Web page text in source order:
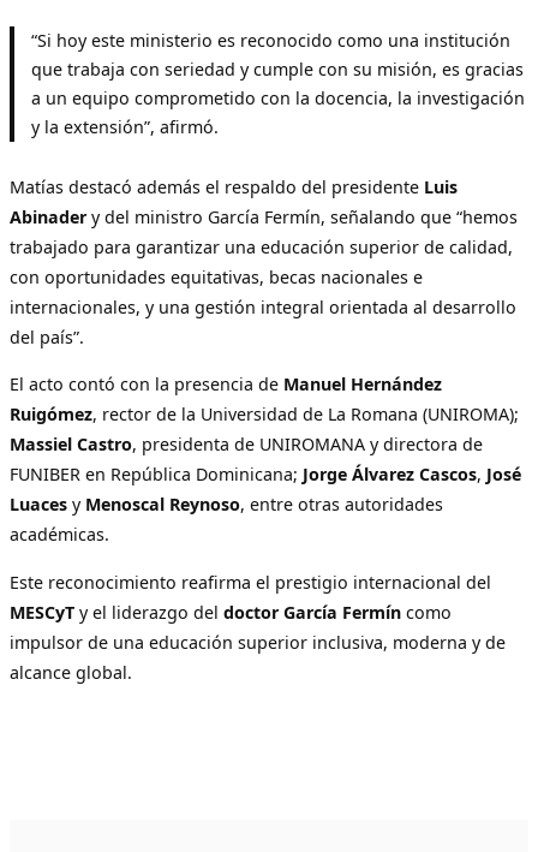
“Si hoy este ministerio es reconocido como una institución
que trabaja con seriedad y cumple con su misión, es gracias
a un equipo comprometido con la docencia, la investigación
y la extensión”, afirmó.
Matías destacó además el respaldo del presidente Luis
Abinadery del ministro García Fermín, señalando que “hemos
trabajado para garantizar una educación superior de calidad,
con oportunidades equitativas, becas nacionales e
internacionales, y una gestión integral orientada al desarrollo
del país”.
El acto contó con la presencia de Manuel Hernández
Ruigómez, rector de la Universidad de La Romana (UNIROMA);
Massiel Castro, presidenta de UNIROMANA y directora de
FUNIBER en República Dominicana; Jorge Álvarez Cascos, José
Luaces y Menoscal Reynoso, entre otras autoridades
académicas.
Este reconocimiento reafirma el prestigio internacional del
MESCyT y el liderazgo del doctor García Fermín como
impulsor de una educación superior inclusiva, moderna y de
alcance global.